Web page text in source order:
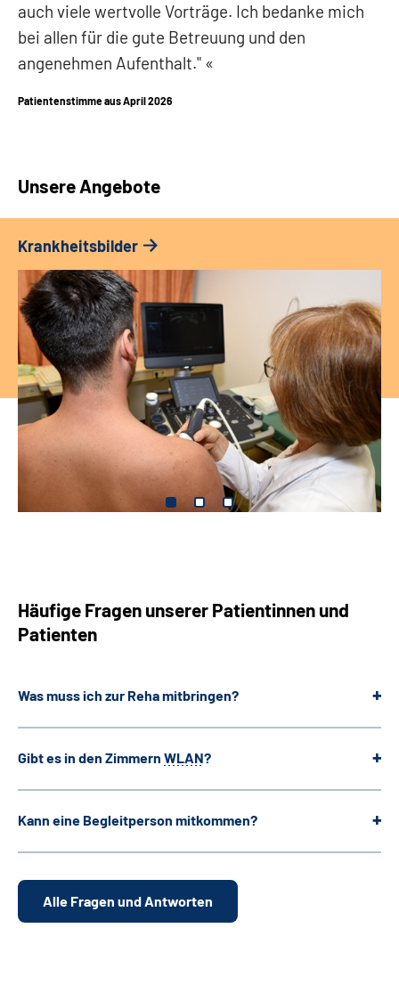
auch viele wertvolle Vorträge. Ich bedanke mich
bei allen für die gute Betreuung und den
angenehmen Aufenthalt."
Patientenstimme aus April 2026
Unsere Angebote
Krankheitsbilder
Häufige Fragen unserer Patientinnen und
Patienten
Was muss ich zur Reha mitbringen?
Gibt es in den Zimmern WLAN?
Kann eine Begleitperson mitkommen?
Alle Fragen und Antworten